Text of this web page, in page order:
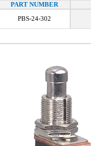
PART NUMBER
PBS-24-302